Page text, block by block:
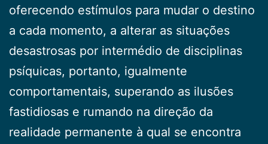
oferecendo estímu­los para mudar o destino
a cada momento, a alterar as situações
desastrosas por intermédio de disciplinas
psí­quicas, portanto, igualmente
comportamentais, supe­rando as ilusões
fastidiosas e rumando na direção da
realidade permanente à qual se encontra